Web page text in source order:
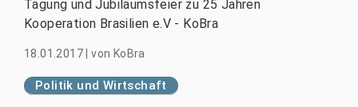
Tagung und Jubiläumsfeier zu 25 Jahren
Kooperation Brasilien e.V - KoBra
18.01.2017 |von KoBra
Politik und Wirtschaft